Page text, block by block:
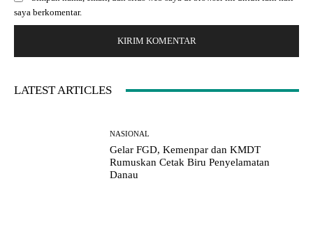
:
saya berkomentar.
LATEST ARTICLES
NASIONAL
Gelar FGD, Kemenpar dan KMDT
Rumuskan Cetak Biru Penyelamatan
Danau